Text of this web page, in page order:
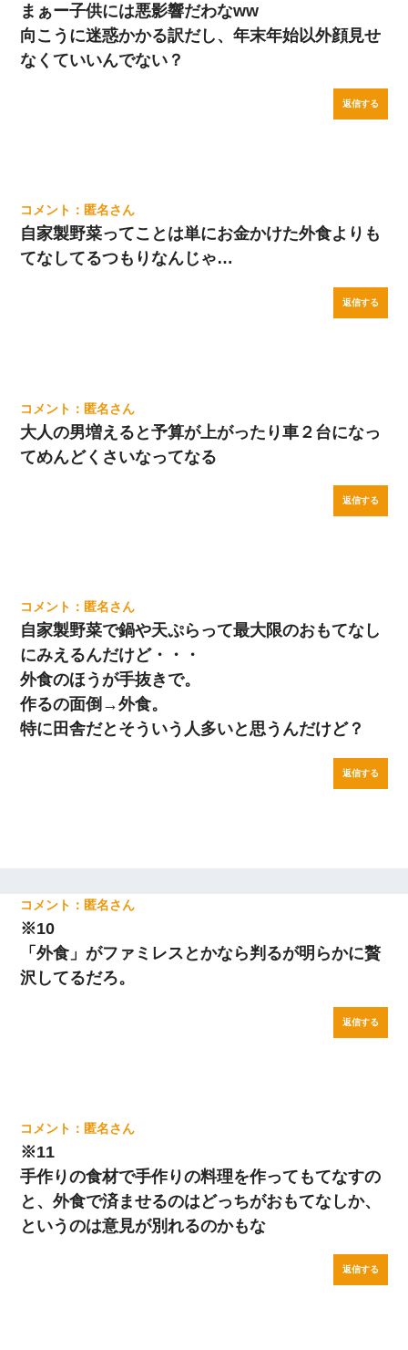
まぁー子供には悪影響だわなww
向こうに迷惑かかる訳だし、年末年始以外顔見せ
なくていいんでない？
返信する
匿名
自家製野菜ってことは単にお金かけた外食よりも
てなしてるつもりなんじゃ…
返信する
匿名
大人の男増えると予算が上がったり車２台になっ
てめんどくさいなってなる
返信する
匿名
自家製野菜で鍋や天ぷらって最大限のおもてなし
にみえるんだけど・・・
外食のほうが手抜きで。
作るの面倒→外食。
特に田舎だとそういう人多いと思うんだけど？
返信する
匿名
※10
「外食」がファミレスとかなら判るが明らかに贅
沢してるだろ。
返信する
匿名
※11
手作りの食材で手作りの料理を作ってもてなすの
と、外食で済ませるのはどっちがおもてなしか、
というのは意見が別れるのかもな
返信する